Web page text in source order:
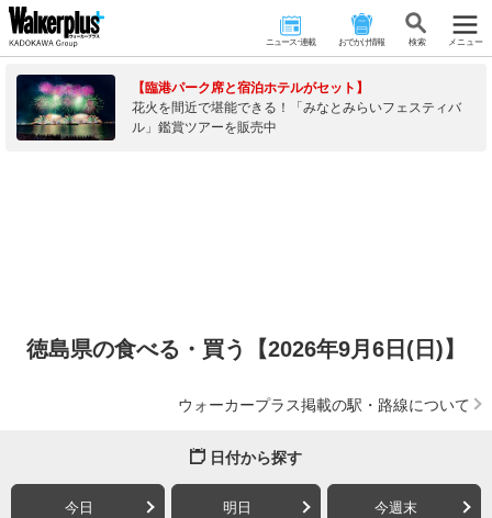
ニュース･連載 おでかけ情報 検 索 メニュー
【臨港パーク席と宿泊ホテルがセット】
花火を間近で堪能できる！「みなとみらいフェスティバ
ル」鑑賞ツアーを販売中
徳島県の食べる・買う【2026年9月6日(日)】
ウォーカープラス掲載の駅・路線について
日付から探す
今日 明日 今週末